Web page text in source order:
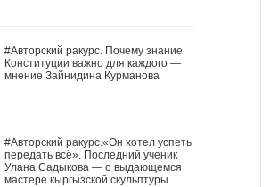
#Авторский ракурс. Почему знание
Конституции важно для каждого —
мнение Зайнидина Курманова
#Авторский ракурс.«Он хотел успеть
передать всё». Последний ученик
Улана Садыкова — о выдающемся
мастере кыргызской скульптуры